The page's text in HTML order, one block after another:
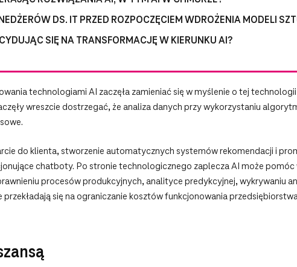
DS. IT PRZED ROZPOCZĘCIEM WDROŻENIA MODELI
SIĘ NA TRANSFORMACJĘ W KIERUNKU AI?
technologiami AI zaczęła zamieniać się w myślenie o tej
wreszcie dostrzegać, że analiza danych przy wykorzystaniu
do klienta, stworzenie automatycznych systemów rekomendacji i
chatboty. Po stronie technologicznego zaplecza AI może
procesów produkcyjnych, analityce predykcyjnej, wykrywaniu
się na ograniczanie kosztów funkcjonowania